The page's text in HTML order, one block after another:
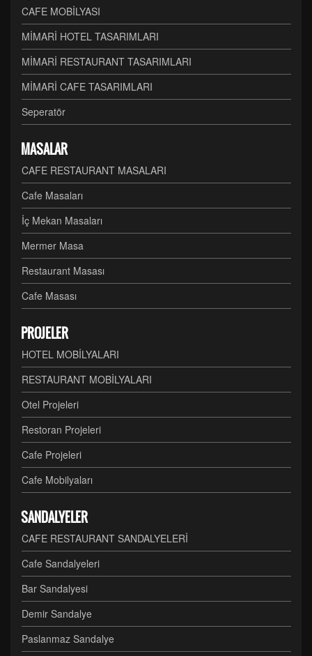
CAFE MOBİLYASI
MİMARİ HOTEL TASARIMLARI
MİMARİ RESTAURANT TASARIMLARI
MİMARİ CAFE TASARIMLARI
Seperatör
MASALAR
CAFE RESTAURANT MASALARI
Cafe Masaları
İç Mekan Masaları
Mermer Masa
Restaurant Masası
Cafe Masası
PROJELER
HOTEL MOBİLYALARI
RESTAURANT MOBİLYALARI
Otel Projeleri
Restoran Projeleri
Cafe Projeleri
Cafe Mobilyaları
SANDALYELER
CAFE RESTAURANT SANDALYELERİ
Cafe Sandalyeleri
Bar Sandalyesi
Demir Sandalye
Paslanmaz Sandalye